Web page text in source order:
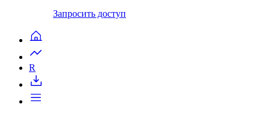
Запросить доступ
R